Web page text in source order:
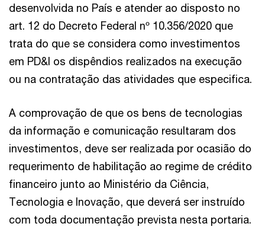
desenvolvida no País e atender ao disposto no
art. 12 do Decreto Federal nº 10.356/2020 que
trata do que se considera como investimentos
em PD&I os dispêndios realizados na execução
ou na contratação das atividades que especifica.
A comprovação de que os bens de tecnologias
da informação e comunicação resultaram dos
investimentos, deve ser realizada por ocasião do
requerimento de habilitação ao regime de crédito
financeiro junto ao Ministério da Ciência,
Tecnologia e Inovação, que deverá ser instruído
com toda documentação prevista nesta portaria.